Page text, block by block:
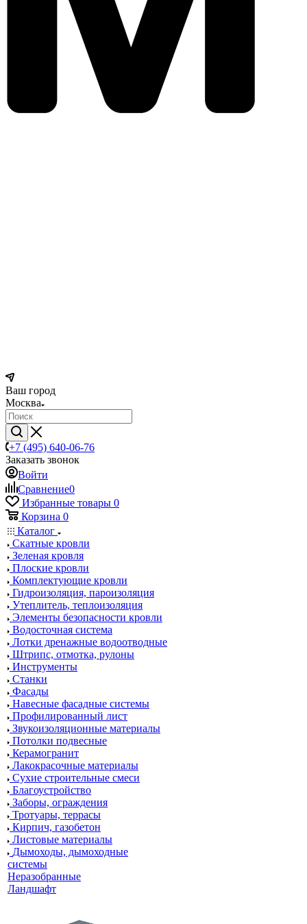
Ваш город
Москва
+7 (495) 640-06-76
Заказать звонок
Войти
Сравнение0
Избранные товары 0
Корзина 0
Каталог
Скатные кровли
Зеленая кровля
Плоские кровли
Комплектующие кровли
Гидроизоляция, пароизоляция
Утеплитель, теплоизоляция
Элементы безопасности кровли
Водосточная система
Лотки дренажные водоотводные
Штрипс, отмотка, рулоны
Инструменты
Станки
Фасады
Навесные фасадные системы
Профилированный лист
Звукоизоляционные материалы
Потолки подвесные
Керамогранит
Лакокрасочные материалы
Сухие строительные смеси
Благоустройство
Заборы, ограждения
Тротуары, террасы
Кирпич, газобетон
Листовые материалы
Дымоходы, дымоходные
системы
Неразобранные
Ландшафт